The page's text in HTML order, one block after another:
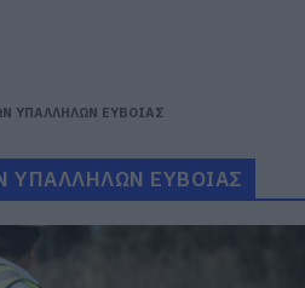
ΥΠΑΛΛΗΛΩΝ ΕΥΒΟΙΑΣ
ΥΠΑΛΛΗΛΩΝ ΕΥΒΟΙΑΣ